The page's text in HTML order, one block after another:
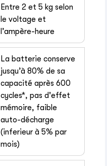
Entre 2 et 5 kg selon
le voltage et
l’ampère-heure
La batterie conserve
jusqu’à 80% de sa
capacité après 600
cycles*, pas d'effet
mémoire, faible
auto-décharge
(inferieur à 5% par
mois)